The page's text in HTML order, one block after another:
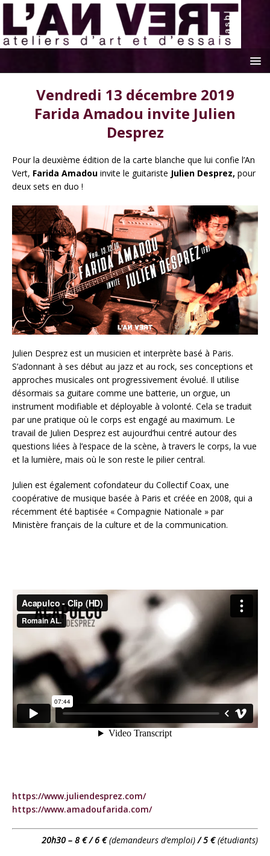
Vendredi 13 décembre 2019
Farida Amadou invite Julien
Desprez
Pour la deuxième édition de la carte blanche que lui confie l’An
Vert, Farida Amadou invite le guitariste Julien Desprez, pour
deux sets en duo !
Julien Desprez est un musicien et interprète basé à Paris.
S’adonnant à ses début au jazz et au rock, ses conceptions et
approches musicales ont progressivement évolué. Il utilise
désormais sa guitare comme une batterie, un orgue, un
instrument modifiable et déployable à volonté. Cela se traduit
par une pratique où le corps est engagé au maximum. Le
travail de Julien Desprez est aujourd’hui centré autour des
questions liées à l’espace de la scène, à travers le corps, la vue
et la lumière, mais où le son reste le pilier central.
Julien est également cofondateur du Collectif Coax, une
coopérative de musique basée à Paris et créée en 2008, qui a
récemment été baptisée « Compagnie Nationale » par
Ministère français de la culture et de la communication.
https://www.juliendesprez.com/
https://www.amadoufarida.com/
20h30 – 8 € / 6 €(demandeurs d’emploi) / 5 €(étudiants)